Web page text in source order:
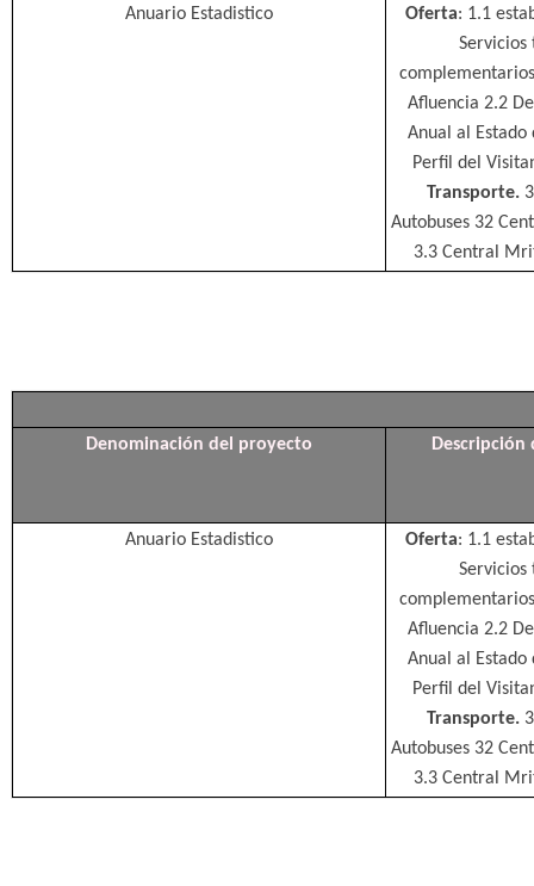
Anuario Estadistico Oferta: 1.1
Servicios
Afluencia 2.2
Anual al Estado
Perfil del
Transporte.
Autobuses 32
3.3 Central
Denominación del proyecto Descripción
Anuario Estadistico Oferta: 1.1
Servicios
Afluencia 2.2
Anual al Estado
Perfil del
Transporte.
Autobuses 32
3.3 Central